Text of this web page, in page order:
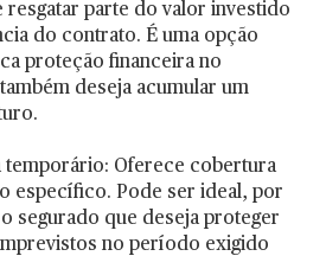
resgatar parte do valor investido
do contrato. É uma opção
proteção financeira no
deseja acumular um
temporário: Oferece cobertura
específico. Pode ser ideal, por
segurado que deseja proteger
no período exigido